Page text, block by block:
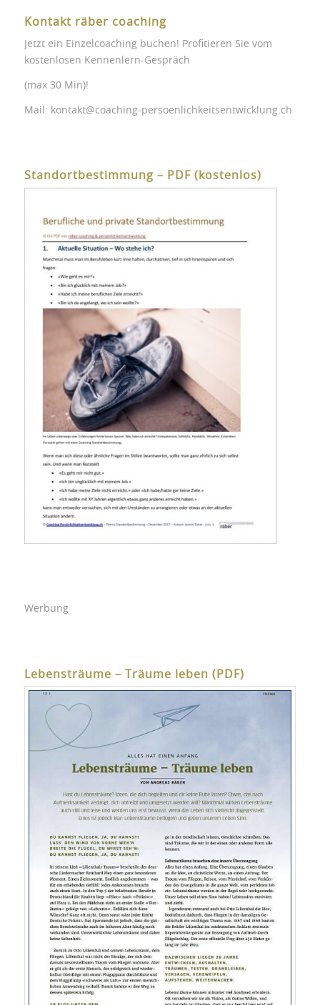
Kontakt räber coaching
Jetzt ein Einzelcoaching buchen! Profitieren Sie vom
kostenlosen Kennenlern-Gespräch
(max 30 Min)!
Mail: kontakt@coaching-persoenlichkeitsentwicklung.ch
Standortbestimmung – PDF (kostenlos)
Werbung
Lebensträume – Träume leben (PDF)